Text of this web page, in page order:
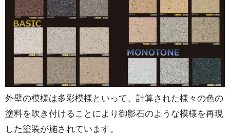
外壁の模様は多彩模様といって、計算された様々の色の
塗料を吹き付けることにより御影石のような模様を再現
した塗装が施されています。